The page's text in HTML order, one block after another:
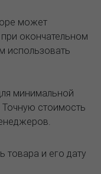
может
окончательном
использовать
минимальной
стоимость
товара и его дату